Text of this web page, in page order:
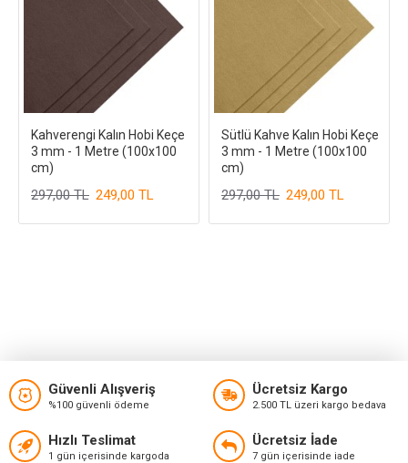
Kahverengi Kalın Hobi Keçe
3 mm - 1 Metre (100x100
cm)
249,00 TL
297,00 TL
Sütlü Kahve Kalın Hobi Keçe
3 mm - 1 Metre (100x100
cm)
249,00 TL
297,00 TL
Güvenli Alışveriş
%100 güvenli ödeme
Ücretsiz Kargo
2.500 TL üzeri kargo bedava
Hızlı Teslimat
1 gün içerisinde kargoda
Ücretsiz İade
7 gün içerisinde iade